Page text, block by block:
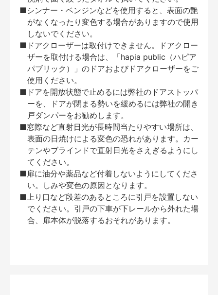
■シンナー・ベンジンなどを使用すると、表面の艶
がなくなったり変色する場合がありますので使用
しないでください。
■ドアクローザーは取付けできません。ドアクロー
ザーを取付ける場合は、「hapia public（ハピア
パブリック）」のドアおよびドアクローザーをご
使用ください。
■ドアを開放状態で止めるには弊社のドアストッパ
ーを、ドアが閉まる勢いを緩めるには弊社の開き
戸ダンパーをお勧めします。
■窓際など直射日光が長時間当たりやすい場所は、
表面の日焼けによる変色の恐れがあります。カー
テンやブラインドで直射日光をさえぎるようにし
てください。
■扉に油分や薬品など付着しないようにしてくださ
い。しみや変色の原因となります。
■上り口など段差のあるところに引戸を設置しない
でください。引戸の下車が下レールから外れた場
合、扉本体が脱落するおそれがあります。